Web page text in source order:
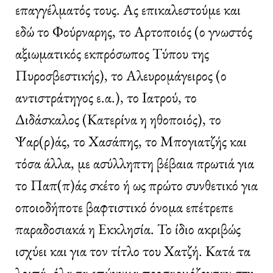
επαγγέλματός τους. Ας επικαλεστούμε και
εδώ το Φούρναρης, το Αρτοποιός (ο γνωστός
αξιωματικός εκπρόσωπος Τύπου της
Πυροσβεστικής), το Αλευρομάγειρος (ο
αντιστράτηγος ε.α.), το Ιατρού, το
Διδάσκαλος (Κατερίνα η ηθοποιός), το
Ψαρ(ρ)άς, το Χασάπης, το Μπογιατζής και
τόσα άλλα, με ασύλληπτη βέβαια πρωτιά για
το Παπ(π)άς σκέτο ή ως πρώτο συνθετικό για
οποιοδήποτε βαφτιστικό όνομα επέτρεπε
παραδοσιακά η Εκκλησία. Το ίδιο ακριβώς
ισχύει και για τον τίτλο του Χατζή. Κατά τα